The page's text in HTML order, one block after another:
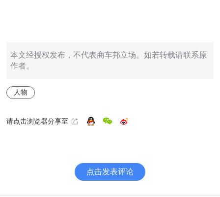
本文经授权发布，不代表商车邦立场。如若转载请联系原
作者。
人物
请点击浏览器分享至
点击发表评论